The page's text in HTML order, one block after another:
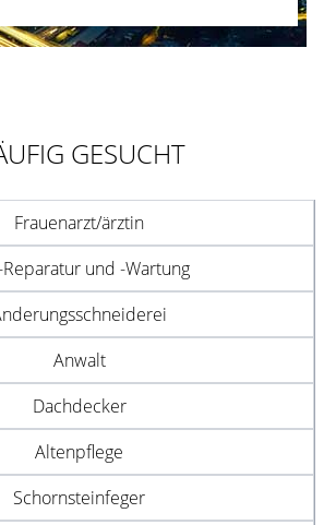
GESUCHT
Frauenarzt/ärztin
Reparatur und -Wartung
Anwalt
Dachdecker
Altenpflege
Schornsteinfeger